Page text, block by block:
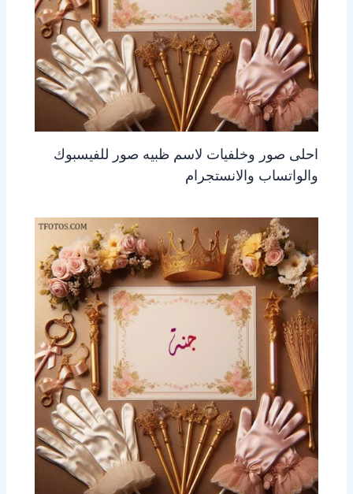
احلى صور وخلفيات لاسم ظبيه صور للفيسبوك
والواتساب والانستجرام